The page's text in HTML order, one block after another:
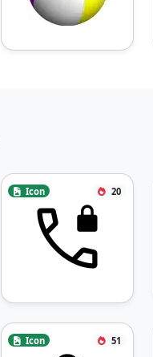
Icon 20
Icon 51